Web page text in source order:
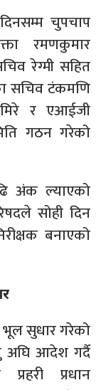
चुपचाप
रमणकुमार
रेग्मी सहित
सचिव टंकमणि
र एआईजी
गठन गरेको
अंक ल्याएको
सोही दिन
बनाएको
भूल सुधार गरेको
अघि आदेश गर्दै
प्रधान